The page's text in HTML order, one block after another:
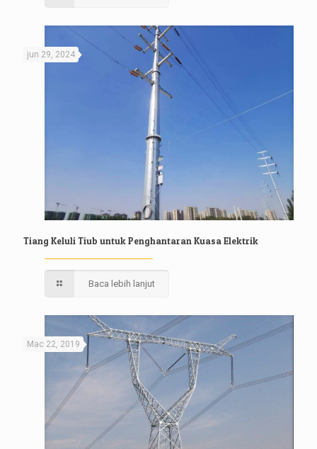
jun 29, 2024
Tiang Keluli Tiub untuk Penghantaran Kuasa Elektrik
Baca lebih lanjut
Mac 22, 2019